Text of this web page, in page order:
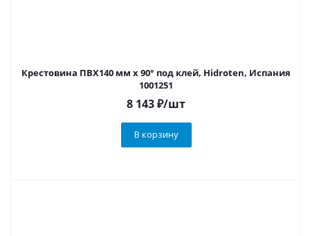
Крестовина ПВХ140 мм х 90° под клей, Hidroten, Испания
1001251
8 143₽/шт
В корзину